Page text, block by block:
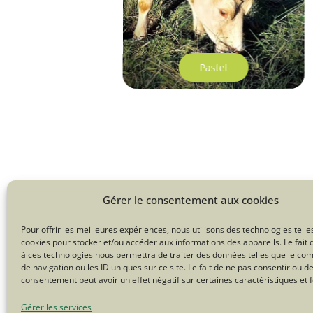
Gérer le consentement aux cookies
Pour offrir les meilleures expériences, nous utilisons des technologies
cookies pour stocker et/ou accéder aux informations des appareils. Le fait
à ces technologies nous permettra de traiter des données telles que le
de navigation ou les ID uniques sur ce site. Le fait de ne pas consentir ou
consentement peut avoir un effet négatif sur certaines caractéristiques et
Gérer les services
Pastel
Une question sur le Troupeau
Tweetez